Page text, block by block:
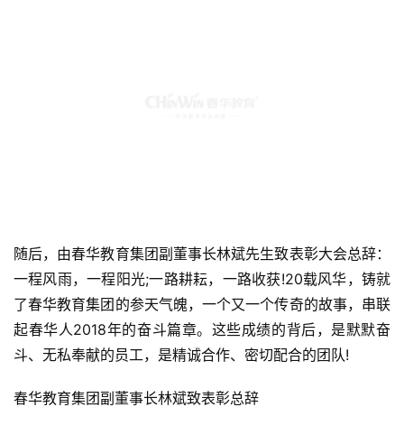
随后，由春华教育集团副董事长林斌先生致表彰大会总辞：
一程风雨，一程阳光;一路耕耘，一路收获!20载风华，铸就
了春华教育集团的参天气魄，一个又一个传奇的故事，串联
起春华人2018年的奋斗篇章。这些成绩的背后，是默默奋
斗、无私奉献的员工，是精诚合作、密切配合的团队!
春华教育集团副董事长林斌致表彰总辞